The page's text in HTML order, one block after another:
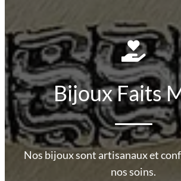
Bijoux Faits
Nos bijoux sont artisanaux et
nos soins.